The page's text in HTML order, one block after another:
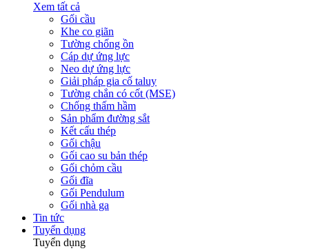
Xem tất cả
Gối cầu
Khe co giãn
Tường chống ồn
Cáp dự ứng lực
Neo dự ứng lực
Giải pháp gia cố taluy
Tường chắn có cốt (MSE)
Chống thấm hầm
Sản phẩm đường sắt
Kết cấu thép
Gối chậu
Gối cao su bản thép
Gối chỏm cầu
Gối đĩa
Gối Pendulum
Gối nhà ga
Tin tức
Tuyển dụng
Tuyển dụng